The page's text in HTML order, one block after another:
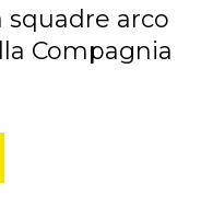
squadre arco
Compagnia